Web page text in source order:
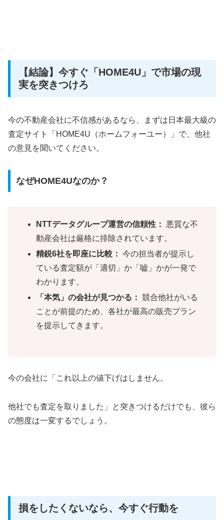
【結論】今すぐ「HOME4U」で市場の現
実を突きつけろ
今の不動産会社に不信感があるなら、まずは日本最大級の
査定サイト「HOME4U（ホームフォーユー）」で、他社
の意見を聞いてください。
なぜHOME4Uなのか？
NTTデータグループ運営の信頼性：
悪質な不
動産会社は厳格に排除されています。
精鋭6社を即座に比較： 今の担当者が提示し
ている査定額が「適切」か「嘘」かが一発で
わかります。
「本気」の会社が見つかる： 競合他社がいる
ことが前提のため、各社が最高の販売プラン
を提示してきます。
今の会社に「これ以上の値下げはしません。
他社でも査定を取りました」と突きつけるだけでも、彼ら
の態度は一変するでしょう。
損をしたくないなら、今すぐ行動を